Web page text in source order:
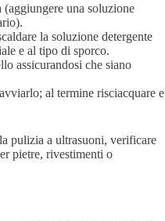
una soluzione
la soluzione detergente
e al tipo di sporco.
assicurandosi che siano
al termine risciacquare e
pulizia a ultrasuoni, verificare
pietre, rivestimenti o